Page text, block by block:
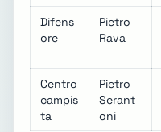
Difens
ore
Pietro
Rava
Centro
campis
ta
Pietro
Serant
oni